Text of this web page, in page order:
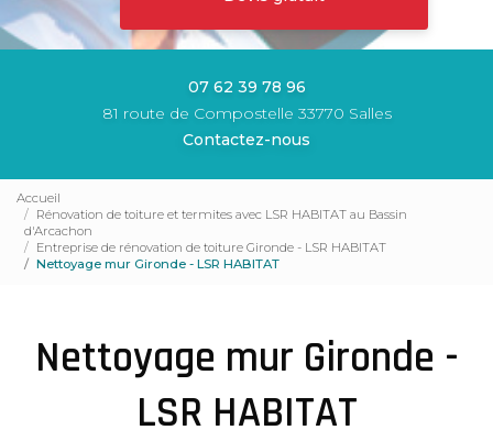
07 62 39 78 96
81 route de Compostelle 33770 Salles
Contactez-nous
Accueil
Rénovation de toiture et termites avec LSR HABITAT au Bassin
d'Arcachon
Entreprise de rénovation de toiture Gironde - LSR HABITAT
Nettoyage mur Gironde - LSR HABITAT
Nettoyage mur Gironde -
LSR HABITAT